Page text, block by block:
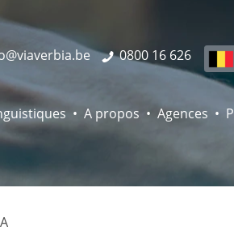
0800 16 626
A propos Agences